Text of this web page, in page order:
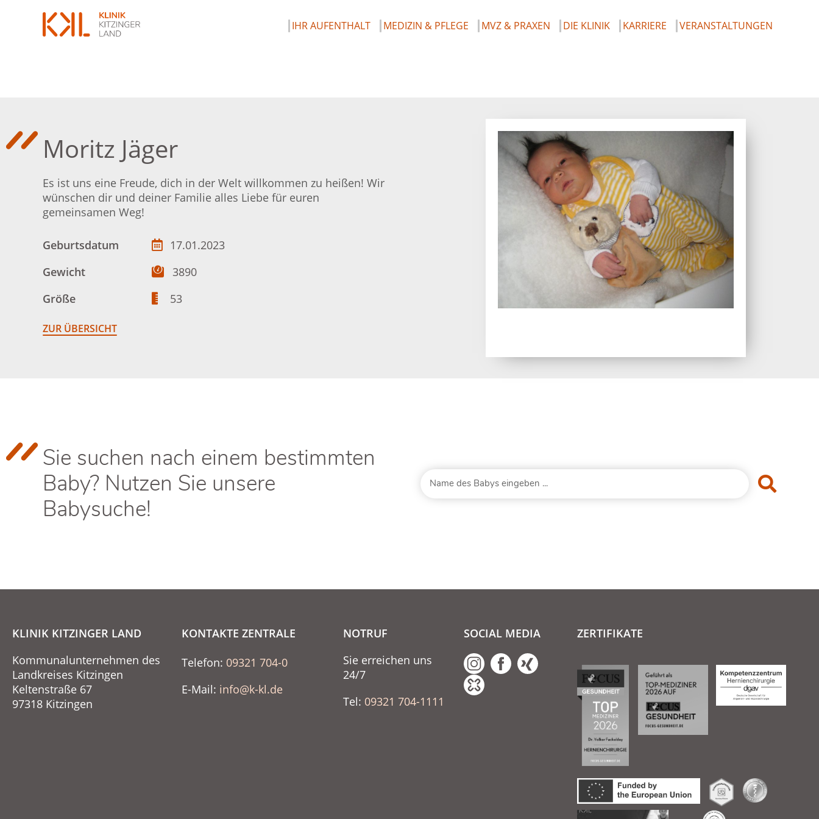
IHR AUFENTHALT MEDIZIN & PFLEGE MVZ & PRAXEN DIE KLINIK KARRIERE VERANSTALTUNGEN
Moritz Jäger
Es ist uns eine Freude, dich in der Welt willkommen zu heißen! Wir
wünschen dir und deiner Familie alles Liebe für euren
gemeinsamen Weg!
Geburtsdatum
17.01.2023
Gewicht
3890
Größe
53
ZUR ÜBERSICHT
Sie suchen nach einem bestimmten
Baby? Nutzen Sie unsere
Babysuche!
KLINIK KITZINGER LAND
Kommunalunternehmen des
Landkreises Kitzingen
Keltenstraße 67
97318 Kitzingen
KONTAKTE ZENTRALE
Telefon: 09321 704-0
E-Mail: info@k-kl.de
NOTRUF
Sie erreichen uns
24/7
Tel: 09321 704-1111
SOCIAL MEDIA ZERTIFIKATE